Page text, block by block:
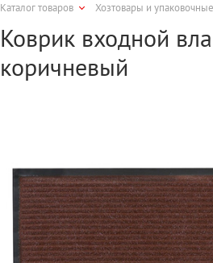
Каталог товаров Хозтовары и
Коврик входной
коричневый